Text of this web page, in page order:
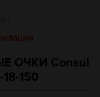
ОЧКИ Consul
150